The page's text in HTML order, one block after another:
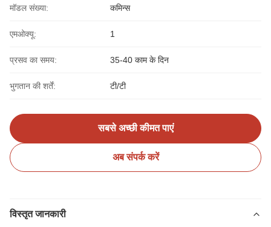
मॉडल संख्या: कमिन्स
एमओक्यू: 1
प्रसव का समय: 35-40 काम के दिन
भुगतान की शर्तें: टी/टी
सबसे अच्छी कीमत पाएं
अब संपर्क करें
विस्तृत जानकारी